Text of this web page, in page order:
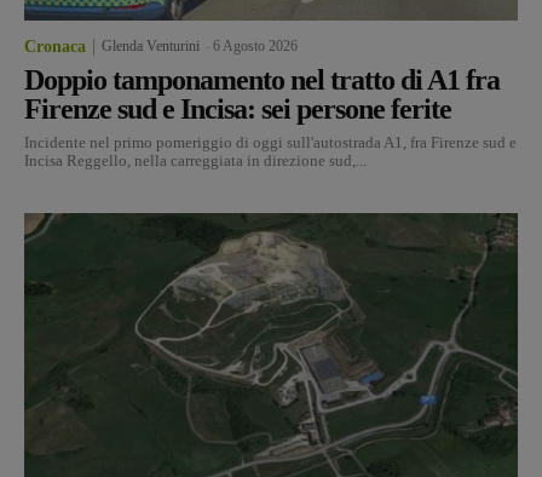
Cronaca Glenda Venturini 6 Agosto 2026
Doppio tamponamento nel tratto di A1 fra
Firenze sud e Incisa: sei persone ferite
Incidente nel primo pomeriggio di oggi sull'autostrada A1, fra Firenze sud e
Incisa Reggello, nella carreggiata in direzione sud,...